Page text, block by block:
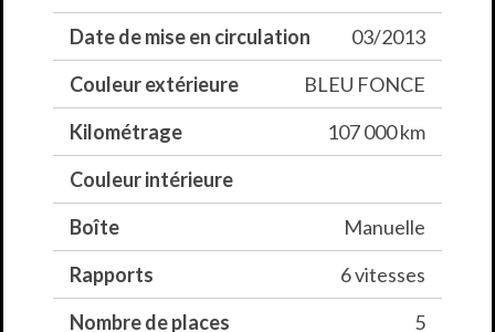
Date de mise en circulation
03/2013
Couleur extérieure
BLEU FONCE
Kilométrage
107 000 km
Couleur intérieure
Boîte
Manuelle
Rapports
6 vitesses
Nombre de places
5